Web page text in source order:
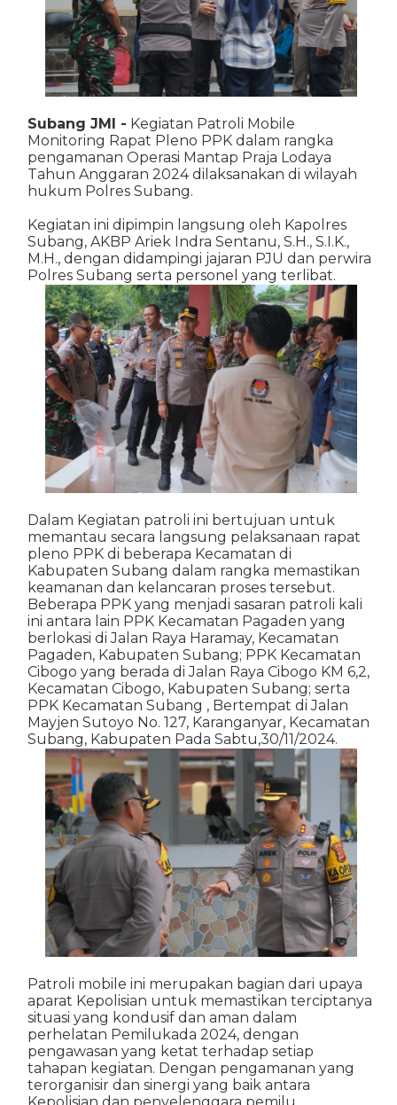
Subang JMl - Kegiatan Patroli Mobile
Monitoring Rapat Pleno PPK dalam rangka
pengamanan Operasi Mantap Praja Lodaya
Tahun Anggaran 2024 dilaksanakan di wilayah
hukum Polres Subang.
Kegiatan ini dipimpin langsung oleh Kapolres
Subang, AKBP Ariek Indra Sentanu, S.H., S.I.K.,
M.H., dengan didampingi jajaran PJU dan perwira
Polres Subang serta personel yang terlibat.
Dalam Kegiatan patroli ini bertujuan untuk
memantau secara langsung pelaksanaan rapat
pleno PPK di beberapa Kecamatan di
Kabupaten Subang dalam rangka memastikan
keamanan dan kelancaran proses tersebut.
Beberapa PPK yang menjadi sasaran patroli kali
ini antara lain PPK Kecamatan Pagaden yang
berlokasi di Jalan Raya Haramay, Kecamatan
Pagaden, Kabupaten Subang; PPK Kecamatan
Cibogo yang berada di Jalan Raya Cibogo KM 6,2,
Kecamatan Cibogo, Kabupaten Subang; serta
PPK Kecamatan Subang , Bertempat di Jalan
Mayjen Sutoyo No. 127, Karanganyar, Kecamatan
Subang, Kabupaten Pada Sabtu,30/11/2024.
Patroli mobile ini merupakan bagian dari upaya
aparat Kepolisian untuk memastikan terciptanya
situasi yang kondusif dan aman dalam
perhelatan Pemilukada 2024, dengan
pengawasan yang ketat terhadap setiap
tahapan kegiatan. Dengan pengamanan yang
terorganisir dan sinergi yang baik antara
Kepolisian dan penyelenggara pemilu,